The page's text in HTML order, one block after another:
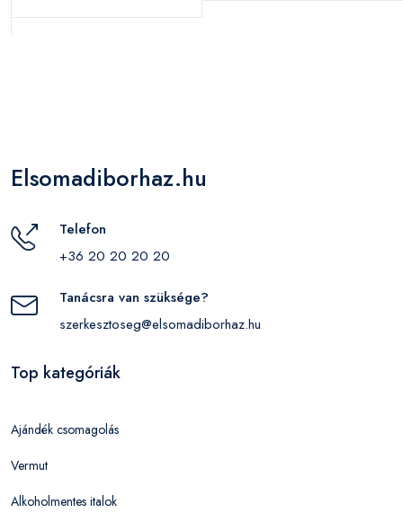
Elsomadiborhaz.hu
Telefon
+36 20 20 20 20
Tanácsra van szüksége?
szerkesztoseg@elsomadiborhaz.hu
Top kategóriák
Ajándék csomagolás
Vermut
Alkoholmentes italok